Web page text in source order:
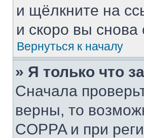
и щёлкните на
и скоро вы
Вернуться к началу
» Я только что
Сначала
верны, то
COPPA и при